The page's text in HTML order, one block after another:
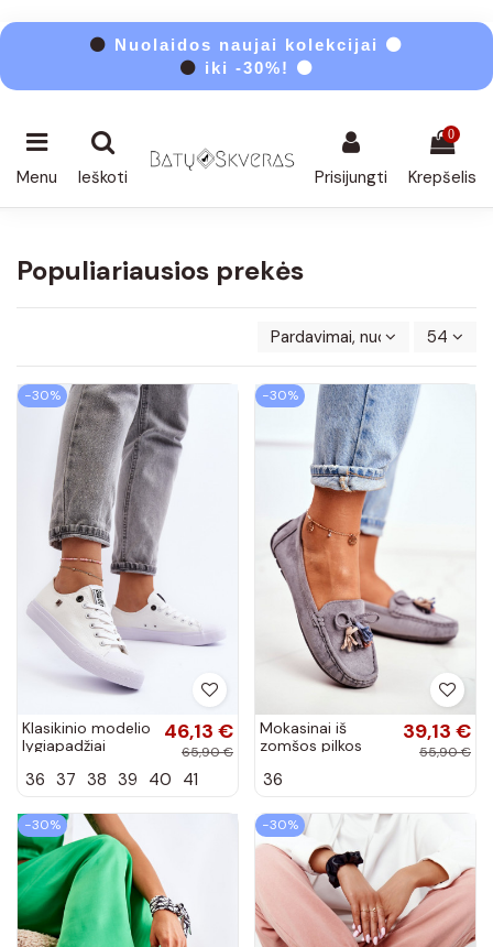
⚫ Nuolaidos naujai kolekcijai ⚫
⚫ iki -30%! ⚫
Menu Ieškoti Prisijungti
0
Krepšelis
Populiariausios prekės
Pardavimai, nuo didžiausių iki
54
−30%
Klasikinio modelio
lygiapadžiai
STAR AA274010
46,13 €
65,90 €
36 37 38 39 40 41
−30%
Mokasinai iš
zomšos pilkos
Mia
39,13 €
55,90 €
36
−30% −30%